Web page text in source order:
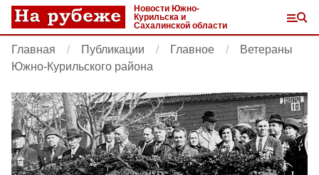
Новости Южно-
Курильска и
Сахалинской области
Главная Публикации Главное
Ветераны
Южно-Курильского района